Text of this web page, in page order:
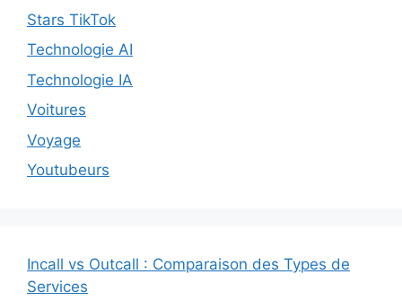
Stars TikTok
Technologie AI
Technologie IA
Voitures
Voyage
Youtubeurs
Incall vs Outcall : Comparaison des Types de
Services